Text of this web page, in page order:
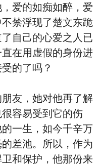
爱的如痴如醉，爱
禁浮现了楚文东跪
自己的心爱之人已
在用虚假的身份进
的了吗？
友，她对他再了解
容易受到它的伤
一生，如今千辛万
差池。所以，作为
和保护，他那份来